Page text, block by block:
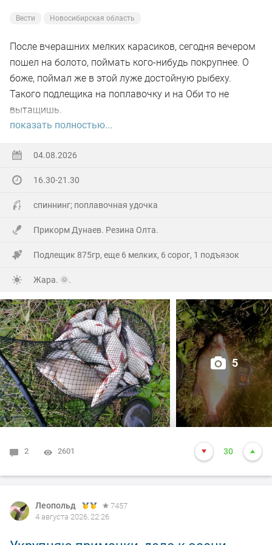
Вести Новосибирская область
После вчерашних мелких карасиков, сегодня вечером
пошел на болото, поймать кого-нибудь покрупнее. О
боже, поймал же в этой луже достойную рыбеху.
Такого подлещика на поплавочку и на Оби то не
вытащишь.
поймал.
На заказе еще покидал спиннинг. Поймал 8 наников.
Отпустил, и пошел домой.
показать полностью...
04.08.2026
16.30-21.30
спиннинг; поплавочная удочка
Прикорм Дунаев. Резина Олта.
Подлещик 875гр, еще 6 мелких, 6 сорог, 1 подъязок
Жара. 🌞.
5
2 2601 30
Леопольд
7457
4 августа 2026, 22:26